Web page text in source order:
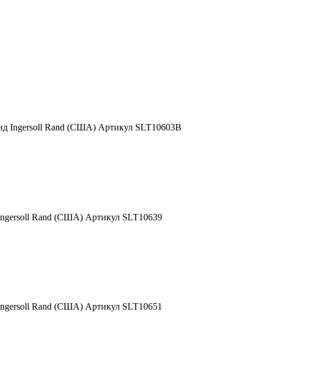
Ingersoll Rand (США) Артикул SLT10603B
Rand (США) Артикул SLT10639
Rand (США) Артикул SLT10651